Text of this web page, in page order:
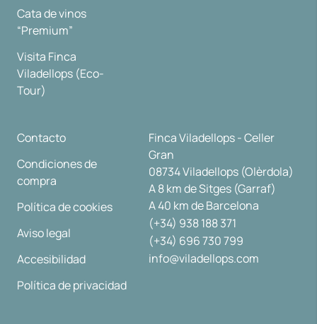
Cata de vinos
“Premium”
Visita Finca
Viladellops (Eco-
Tour)
Contacto
Condiciones de
compra
Política de cookies
Aviso legal
Accesibilidad
Política de privacidad
Finca Viladellops - Celler
Gran
08734 Viladellops (Olèrdola)
A 8 km de Sitges (Garraf)
A 40 km de Barcelona
(+34) 938 188 371
(+34) 696 730 799
info@viladellops.com